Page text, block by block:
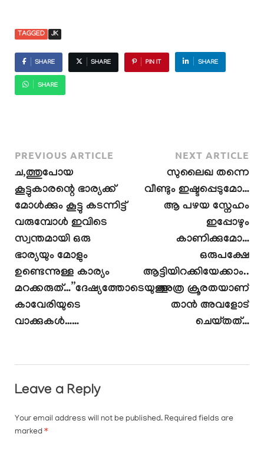
TAGGED JK
SHARE SHARE PIN IT SHARE
SHARE
PREVIOUS ARTICLE
ച,ത്തുപോയ
കൂട്ടുകാരന്റെ ഭാര്യക്ക്
മോൾക്കും കൂട്ടു കടന്നിട്ട്
വരുമ്പോൾ ഇവിടെ
സ്വന്തമായി ഒരു
ഭാര്യയും മോളും
ഉണ്ടെന്നുള്ള കാര്യം
മറക്കരുത്…”ദേഷ്യത്തോടെയുള്ള
കാവേരിയുടെ
വാക്കുകൾ……
NEXT ARTICLE
സുലൈഖ തന്നെ
വീണ്ടും ഇഷ്ടപ്പെടുമോ…
ആ പഴയ സ്നേഹം
ഇപ്പോഴും
കാണിക്കുമോ…
ഒരുപക്ഷേ
ആട്ടിയിറക്കിയേക്കാം..
അത്ര ക്രൂരതയാണ്
താൻ അവളോട്
ചെയ്തത്…
Leave a Reply
Your email address will not be published. Required fields are
marked *